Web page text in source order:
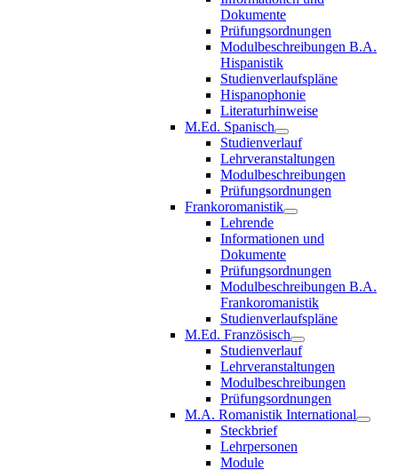
Dokumente
Prüfungsordnungen
Modulbeschreibungen B.A.
Hispanistik
Studienverlaufspläne
Hispanophonie
Literaturhinweise
M.Ed. Spanisch
Studienverlauf
Lehrveranstaltungen
Modulbeschreibungen
Prüfungsordnungen
Frankoromanistik
Lehrende
Informationen und
Dokumente
Prüfungsordnungen
Modulbeschreibungen B.A.
Frankoromanistik
Studienverlaufspläne
M.Ed. Französisch
Studienverlauf
Lehrveranstaltungen
Modulbeschreibungen
Prüfungsordnungen
M.A. Romanistik International
Steckbrief
Lehrpersonen
Module